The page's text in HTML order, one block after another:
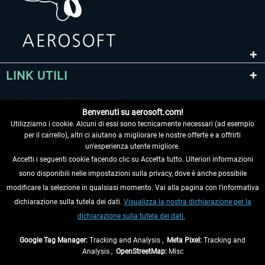
LINK UTILI
RECEDERE DAL CONTRATTO
INFORMAZIONI
Benvenuti su aerosoft.com!
Utilizziamo i cookie. Alcuni di essi sono tecnicamente necessari (ad esempio
per il carrello), altri ci aiutano a migliorare le nostre offerte e a offrirti
un'esperienza utente migliore.
Accetti i seguenti cookie facendo clic su Accetta tutto. Ulteriori informazioni
sono disponibili nelle impostazioni sulla privacy, dove è anche possibile
modificare la selezione in qualsiasi momento. Vai alla pagina con l'informativa
dichiarazione sulla tutela dei dati. Visualizza la nostra dichiarazione per la
dichiarazione sulla tutela dei dati.
Google Tag Manager: Tracking and Analysis , Meta Pixel: Tracking and
Analysis , OpenStreetMap:Misc